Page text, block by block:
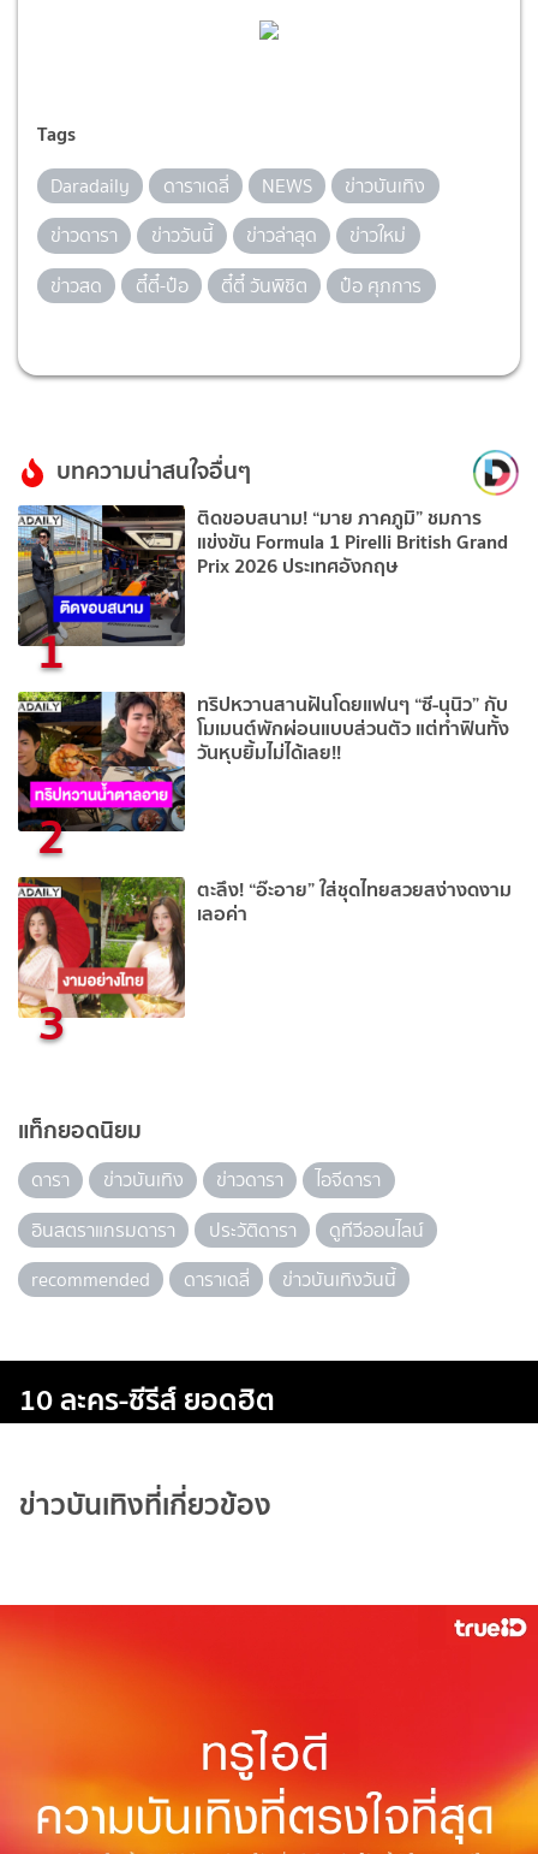
Tags
Daradaily ดาราเดลี่ NEWS
ข่าวบันเทิง
ข่าวดารา
ข่าววันนี้ ข่าวล่าสุด
ข่าวใหม่
ข่าวสด
ตี๋ตี๋-ป๋อ ตี๋ตี๋ วันพิชิต ป๋อ ศุภการ
บทความน่าสนใจอื่นๆ
1
ติดขอบสนาม! “มาย ภาคภูมิ” ชมการ
แข่งขัน Formula 1 Pirelli British Grand
Prix 2026 ประเทศอังกฤษ
2
ทริปหวานสานฝันโดยแฟนๆ “ซี-นุนิว” กับ
โมเมนต์พักผ่อนแบบส่วนตัว แต่ทำฟินทั้ง
วันหุบยิ้มไม่ได้เลย!!
3
ตะลึง! “อ๊ะอาย” ใส่ชุดไทยสวยสง่างดงาม
เลอค่า
แท็กยอดนิยม
ดารา ข่าวบันเทิง ข่าวดารา
ไอจีดารา
อินสตราแกรมดารา
ประวัติดารา
ดูทีวีออนไลน์
recommended
ดาราเดลี่ ข่าวบันเทิงวันนี้
10 ละคร-ซีรีส์ ยอดฮิต
ข่าวบันเทิงที่เกี่ยวข้อง